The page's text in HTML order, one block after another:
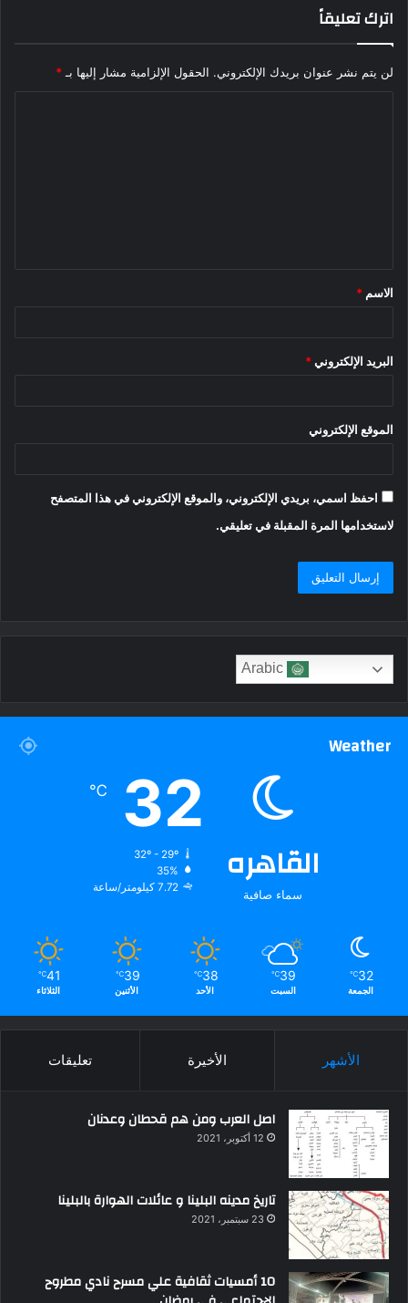
اترك تعليقاً
لن يتم نشر عنوان بريدك الإلكتروني. الحقول الإلزامية مشار إليها بـ *
*
الاسم *
البريد الإلكتروني *
الموقع الإلكتروني
احفظ اسمي، بريدي الإلكتروني، والموقع الإلكتروني في هذا المتصفح
لاستخدامها المرة المقبلة في تعليقي.
Weather
القاهره
سماء صافية
32
℃
32º - 29º
35%
7.72 كيلومتر/ساعة
32
℃
الجمعة
39
℃
السبت
38
℃
الأحد
39
℃
الأثنين
41
℃
الثلاثاء
الأشهر الأخيرة تعليقات
اصل العرب ومن هم قحطان وعدنان
12 أكتوبر، 2021
تاريخ مدينه البلينا و عائلات الهوارة بالبلينا
23 سبتمبر، 2021
10 أمسيات ثقافية علي مسرح نادي مطروح